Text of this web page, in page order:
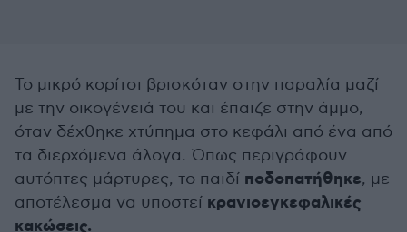
Το μικρό κορίτσι βρισκόταν στην παραλία μαζί
με την οικογένειά του και έπαιζε στην άμμο,
όταν δέχθηκε χτύπημα στο κεφάλι από ένα από
τα διερχόμενα άλογα. Όπως περιγράφουν
αυτόπτες μάρτυρες, το παιδί ποδοπατήθηκε, με
αποτέλεσμα να υποστεί κρανιοεγκεφαλικές
κακώσεις.